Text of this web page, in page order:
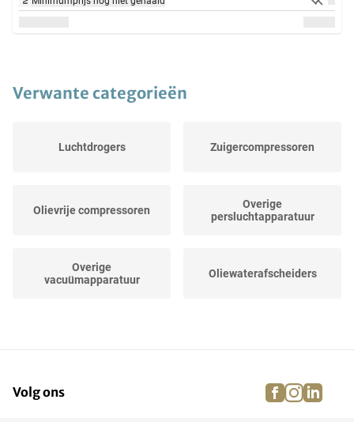
Verwante categorieën
Luchtdrogers Zuigercompressoren
Olievrije compressoren
Overige
persluchtapparatuur
Overige
vacuümapparatuur
Oliewaterafscheiders
Verdampers Vacuümpompen
Volg ons facebook